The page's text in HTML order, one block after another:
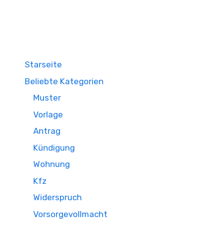
Starseite
Beliebte Kategorien
Muster
Vorlage
Antrag
Kündigung
Wohnung
Kfz
Widerspruch
Vorsorgevollmacht